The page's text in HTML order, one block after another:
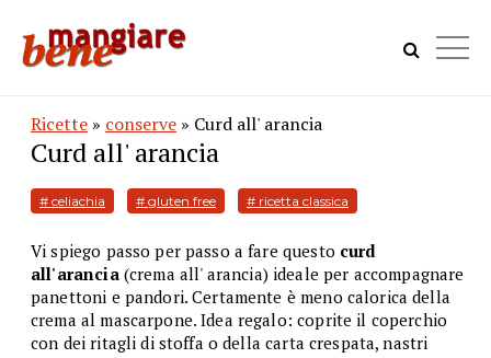
Ricette » conserve » Curd all' arancia
Curd all' arancia
# celiachia # gluten free # ricetta classica
Vi spiego passo per passo a fare questo curd
all'arancia(crema all' arancia) ideale per accompagnare
panettoni e pandori. Certamente è meno calorica della
crema al mascarpone. Idea regalo: coprite il coperchio
con dei ritagli di stoffa o della carta crespata, nastri